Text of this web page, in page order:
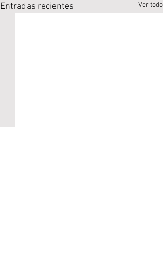
Entradas recientes Ver todo